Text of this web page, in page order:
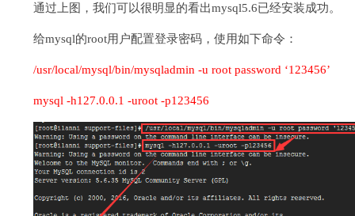
通过上图，我们可以很明显的看出mysql5.6已经安装成功。
给mysql的root用户配置登录密码，使用如下命令：
/usr/local/mysql/bin/mysqladmin -u root password ‘123456’
mysql -h127.0.0.1 -uroot -p123456